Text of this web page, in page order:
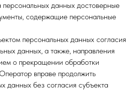
персональных данных достоверные
содержащие персональные
персональных данных согласия
данных, а также, направления
о прекращении обработки
вправе продолжить
данных без согласия субъекта